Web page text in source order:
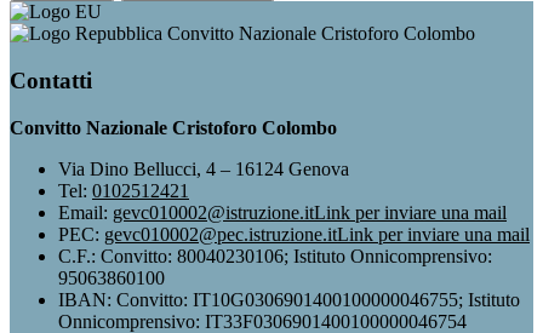
Convitto Nazionale Cristoforo Colombo
Contatti
Convitto Nazionale Cristoforo Colombo
Via Dino Bellucci, 4 – 16124 Genova
Tel: 0102512421
Email: gevc010002@istruzione.itLink per inviare una mail
PEC: gevc010002@pec.istruzione.itLink per inviare una mail
C.F.: Convitto: 80040230106; Istituto Onnicomprensivo:
95063860100
IBAN: Convitto: IT10G0306901400100000046755; Istituto
Onnicomprensivo: IT33F0306901400100000046754